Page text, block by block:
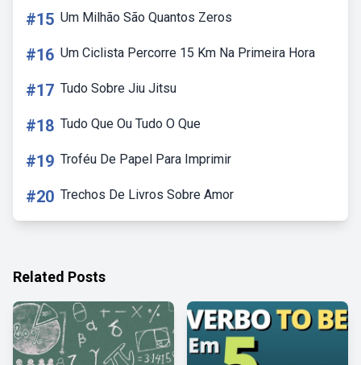
#15 Um Milhão São Quantos Zeros
#16 Um Ciclista Percorre 15 Km Na Primeira Hora
#17 Tudo Sobre Jiu Jitsu
#18 Tudo Que Ou Tudo O Que
#19 Troféu De Papel Para Imprimir
#20 Trechos De Livros Sobre Amor
Related Posts